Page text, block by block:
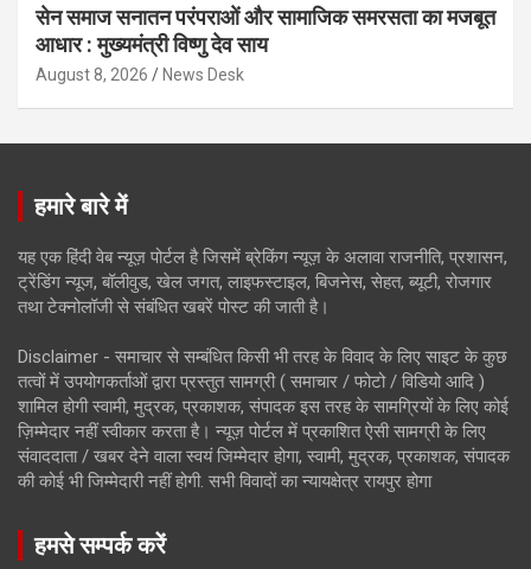
सेन समाज सनातन परंपराओं और सामाजिक समरसता का मजबूत
आधार : मुख्यमंत्री विष्णु देव साय
August 8, 2026 News Desk
हमारे बारे में
यह एक हिंदी वेब न्यूज़ पोर्टल है जिसमें ब्रेकिंग न्यूज़ के अलावा राजनीति, प्रशासन,
ट्रेंडिंग न्यूज, बॉलीवुड, खेल जगत, लाइफस्टाइल, बिजनेस, सेहत, ब्यूटी, रोजगार
तथा टेक्नोलॉजी से संबंधित खबरें पोस्ट की जाती है।
Disclaimer - समाचार से सम्बंधित किसी भी तरह के विवाद के लिए साइट के कुछ
तत्वों में उपयोगकर्ताओं द्वारा प्रस्तुत सामग्री ( समाचार / फोटो / विडियो आदि )
शामिल होगी स्वामी, मुद्रक, प्रकाशक, संपादक इस तरह के सामग्रियों के लिए कोई
ज़िम्मेदार नहीं स्वीकार करता है। न्यूज़ पोर्टल में प्रकाशित ऐसी सामग्री के लिए
संवाददाता / खबर देने वाला स्वयं जिम्मेदार होगा, स्वामी, मुद्रक, प्रकाशक, संपादक
की कोई भी जिम्मेदारी नहीं होगी. सभी विवादों का न्यायक्षेत्र रायपुर होगा
हमसे सम्पर्क करें